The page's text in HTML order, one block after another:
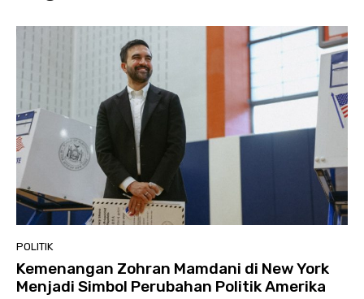
POLITIK
Kemenangan Zohran Mamdani di New York
Menjadi Simbol Perubahan Politik Amerika